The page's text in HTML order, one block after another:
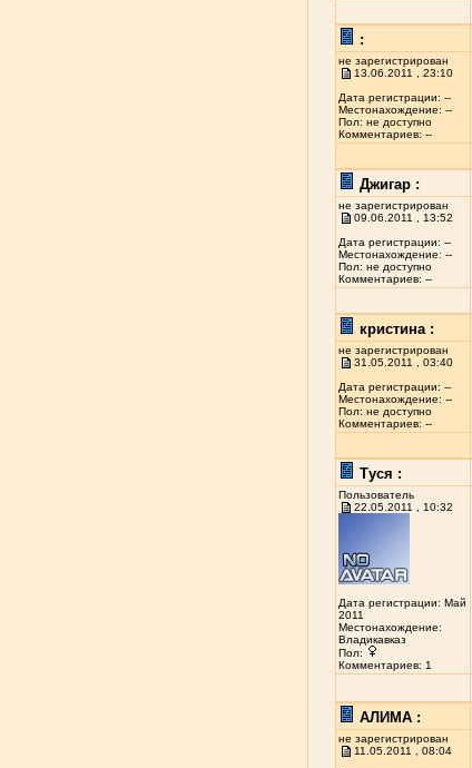
:
не зарегистрирован
13.06.2011 , 23:10
Дата регистрации: --
Местонахождение: --
Пол: не доступно
Комментариев: --
Джигар :
не зарегистрирован
09.06.2011 , 13:52
Дата регистрации: --
Местонахождение: --
Пол: не доступно
Комментариев: --
кристина :
не зарегистрирован
31.05.2011 , 03:40
Дата регистрации: --
Местонахождение: --
Пол: не доступно
Комментариев: --
Туся :
Пользователь
22.05.2011 , 10:32
Дата регистрации: Май
2011
Местонахождение:
Владикавказ
Пол:
Комментариев: 1
АЛИМА :
не зарегистрирован
11.05.2011 , 08:04